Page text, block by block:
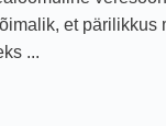
et pärilikkus
...